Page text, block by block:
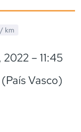
/ km
2022 – 11:45
Vasco)